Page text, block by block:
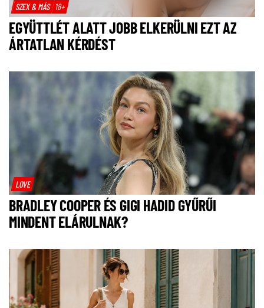
SZEX & MÁS 18+
EGYÜTTLÉT ALATT JOBB ELKERÜLNI EZT AZ
ÁRTATLAN KÉRDÉST
LOVE
BRADLEY COOPER ÉS GIGI HADID GYŰRŰI
MINDENT ELÁRULNAK?